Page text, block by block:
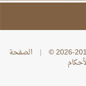
| الصفحة